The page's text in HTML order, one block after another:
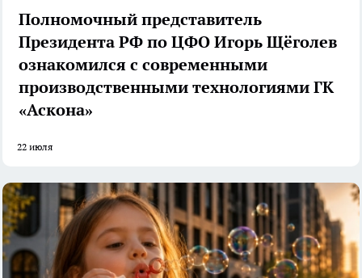
Полномочный представитель
Президента РФ по ЦФО Игорь Щёголев
ознакомился с современными
производственными технологиями ГК
«Аскона»
22 июля